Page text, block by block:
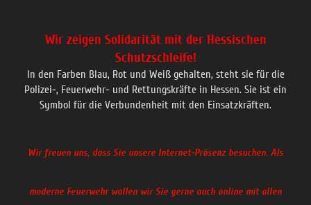
Wir zeigen Solidarität mit der Hessischen
Schutzschleife!
In den Farben Blau, Rot und Weiß gehalten, steht sie für die
Polizei-, Feuerwehr- und Rettungskräfte in Hessen. Sie ist ein
Symbol für die Verbundenheit mit den Einsatzkräften.
Wir freuen uns, dass Sie unsere Internet-Präsenz besuchen. Als
moderne Feuerwehr wollen wir Sie gerne auch online mit allen